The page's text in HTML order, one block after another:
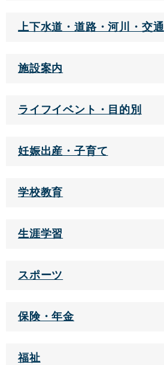
上下水道・道路・河川・交通
施設案内
ライフイベント・目的別
妊娠出産・子育て
学校教育
生涯学習
スポーツ
保険・年金
福祉